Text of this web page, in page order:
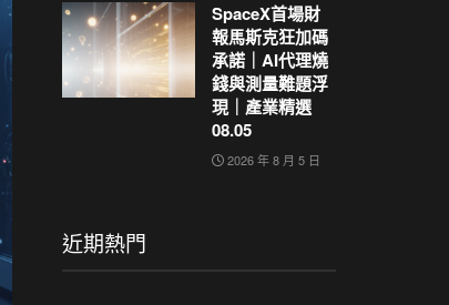
SpaceX首場財
報馬斯克狂加碼
承諾｜AI代理燒
錢與測量難題浮
現｜產業精選
08.05
2026 年 8 月 5 日
近期熱門